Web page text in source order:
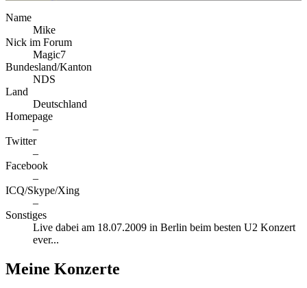
Name
Mike
Nick im Forum
Magic7
Bundesland/Kanton
NDS
Land
Deutschland
Homepage
–
Twitter
–
Facebook
–
ICQ/Skype/Xing
–
Sonstiges
Live dabei am 18.07.2009 in Berlin beim besten U2 Konzert
ever...
Meine Konzerte